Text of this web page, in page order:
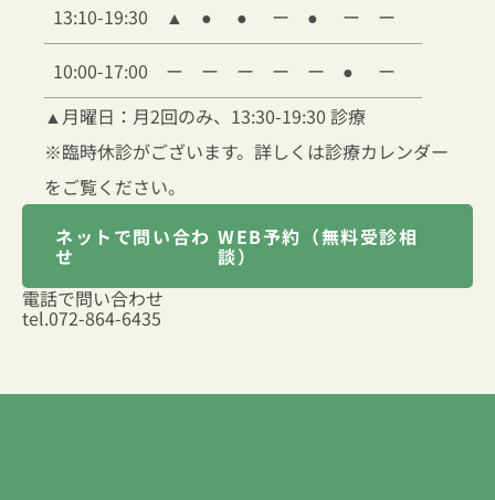
13:10-19:30 ▲ ● ● ー ● ー ー
10:00-17:00 ー ー ー ー ー ●
ー
▲月曜日：月2回のみ、13:30-19:30 診療
※臨時休診がございます。詳しくは診療カレンダー
をご覧ください。
ネットで問い合わ
せ
WEB予約（無料受診相
談）
電話で問い合わせ
tel.072-864-6435